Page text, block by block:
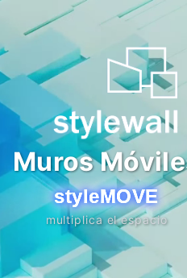
Muros
styleMOVE
multiplica el espacio